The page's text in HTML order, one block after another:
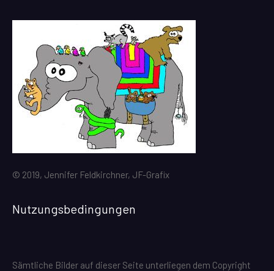
© 2019, Jennifer Feldkirchner, JF-Grafix
Nutzungsbedingungen
Sämtliche Bilder auf dieser Seite unterliegen dem Copyright